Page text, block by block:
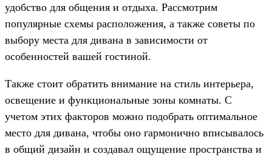
удобство для общения и отдыха. Рассмотрим
популярные схемы расположения, а также советы по
выбору места для дивана в зависимости от
особенностей вашей гостиной.
Также стоит обратить внимание на стиль интерьера,
освещение и функциональные зоны комнаты. С
учетом этих факторов можно подобрать оптимальное
место для дивана, чтобы оно гармонично вписывалось
в общий дизайн и создавал ощущение пространства и